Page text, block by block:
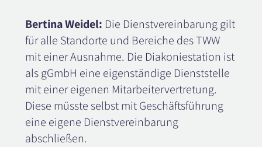
Bertina Weidel: Die Dienstvereinbarung gilt
für alle Standorte und Bereiche des TWW
mit einer Ausnahme. Die Diakoniestation ist
als gGmbH eine eigenständige Dienststelle
mit einer eigenen Mitarbeitervertretung.
Diese müsste selbst mit Geschäftsführung
eine eigene Dienstvereinbarung
abschließen.